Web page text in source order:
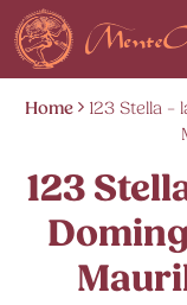
Skip
to
content
Home
123 Stella
123